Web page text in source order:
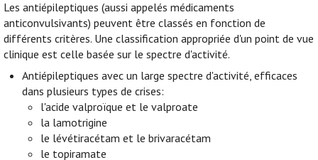
Les antiépileptiques (aussi appelés médicaments
anticonvulsivants) peuvent être classés en fonction de
différents critères. Une classification appropriée d'un point de vue
clinique est celle basée sur le spectre d'activité.
Antiépileptiques avec un large spectre d'activité, efficaces
dans plusieurs types de crises:
l'acide valproïque et le valproate
la lamotrigine
le lévétiracétam et le brivaracétam
le topiramate